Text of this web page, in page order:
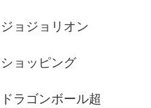
ジョジョリオン
ショッピング
ドラゴンボール超